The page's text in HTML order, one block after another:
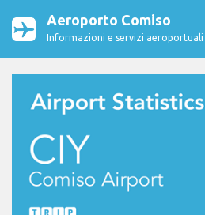
Aeroporto Comiso
Informazioni e servizi aeroportuali